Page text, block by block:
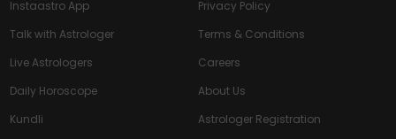
Instaastro App
Talk with Astrologer
Live Astrologers
Daily Horoscope
Kundli
Privacy Policy
Terms & Conditions
Careers
About Us
Astrologer Registration